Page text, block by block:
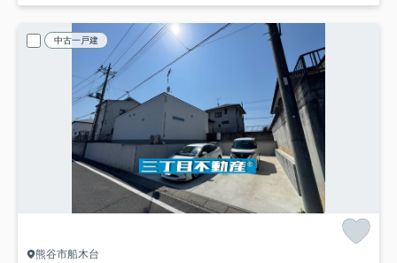
中古一戸建
熊谷市船木台